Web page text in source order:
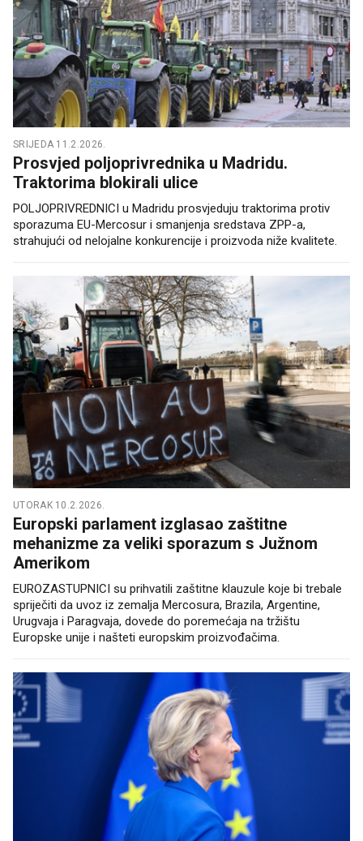
SRIJEDA 11.2.2026.
Prosvjed poljoprivrednika u Madridu.
Traktorima blokirali ulice
POLJOPRIVREDNICI u Madridu prosvjeduju traktorima protiv
sporazuma EU-Mercosur i smanjenja sredstava ZPP-a,
strahujući od nelojalne konkurencije i proizvoda niže kvalitete.
UTORAK 10.2.2026.
Europski parlament izglasao zaštitne
mehanizme za veliki sporazum s Južnom
Amerikom
EUROZASTUPNICI su prihvatili zaštitne klauzule koje bi trebale
spriječiti da uvoz iz zemalja Mercosura, Brazila, Argentine,
Urugvaja i Paragvaja, dovede do poremećaja na tržištu
Europske unije i našteti europskim proizvođačima.